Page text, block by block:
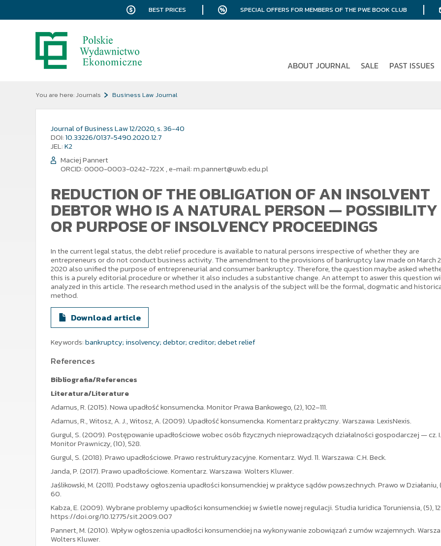
BEST PRICES SPECIAL OFFERS FOR MEMBERS OF THE PWE BOOK CLUB
ABOUT JOURNAL SALE PAST ISSUES
You are here:Journals Business Law Journal
Journal of Business Law 12/2020, s. 36-40
DOI:10.33226/0137-5490.2020.12.7
JEL:K2
Maciej Pannert
ORCID: 0000-0003-0242-722X ,e-mail:m.pannert@uwb.edu.pl
REDUCTION OF THE OBLIGATION OF AN INSOLVENT
DEBTOR WHO IS A NATURAL PERSON — POSSIBILITY
OR PURPOSE OF INSOLVENCY PROCEEDINGS
In the current legal status, the debt relief procedure is available to natural persons irrespective of whether they are
entrepreneurs or do not conduct business activity. The amendment to the provisions of bankruptcy law made on March
2020 also unified the purpose of entrepreneurial and consumer bankruptcy. Therefore, the question maybe asked
this is a purely editorial procedure or whether it also includes a substantive change. An attempt to aswer this question
analyzed in this article. The research method used in the analysis of the subject will be the formal, dogmatic and
method.
Download article
Keywords:bankruptcy; insolvency; debtor; creditor; debet relief
References
Bibliografia/References
Literatura/Literature
Adamus, R. (2015). Nowa upadłość konsumencka. Monitor Prawa Bankowego, (2), 102–111.
Adamus, R., Witosz, A. J., Witosz, A. (2009). Upadłość konsumencka. Komentarz praktyczny. Warszawa: LexisNexis.
Gurgul, S. (2009). Postępowanie upadłościowe wobec osób fizycznych nieprowadzących działalności gospodarczej — cz. I.
Monitor Prawniczy, (10), 528.
Gurgul, S. (2018). Prawo upadłościowe. Prawo restrukturyzacyjne. Komentarz. Wyd. 11. Warszawa: C.H. Beck.
Janda, P. (2017). Prawo upadłościowe. Komentarz. Warszawa: Wolters Kluwer.
Jaślikowski, M. (2011). Podstawy ogłoszenia upadłości konsumenckiej w praktyce sądów powszechnych. Prawo w Działaniu,
60.
Kabza, E. (2009). Wybrane problemy upadłości konsumenckiej w świetle nowej regulacji. Studia Iuridica Toruniensia, (5),
https://doi.org/10.12775/sit.2009.007
Pannert, M. (2010). Wpływ ogłoszenia upadłości konsumenckiej na wykonywanie zobowiązań z umów wzajemnych.
Wolters Kluwer.